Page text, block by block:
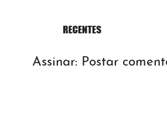
Assinar: Postar